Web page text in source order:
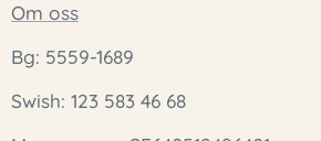
Om oss
Bg: 5559-1689
Swish: 123 583 46 68